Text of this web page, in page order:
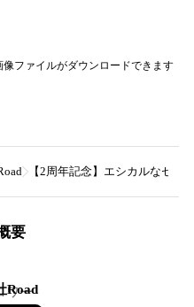
ファイルがダウンロードできます
【2周年記念】エシカルなセレ
要
Road
ワー